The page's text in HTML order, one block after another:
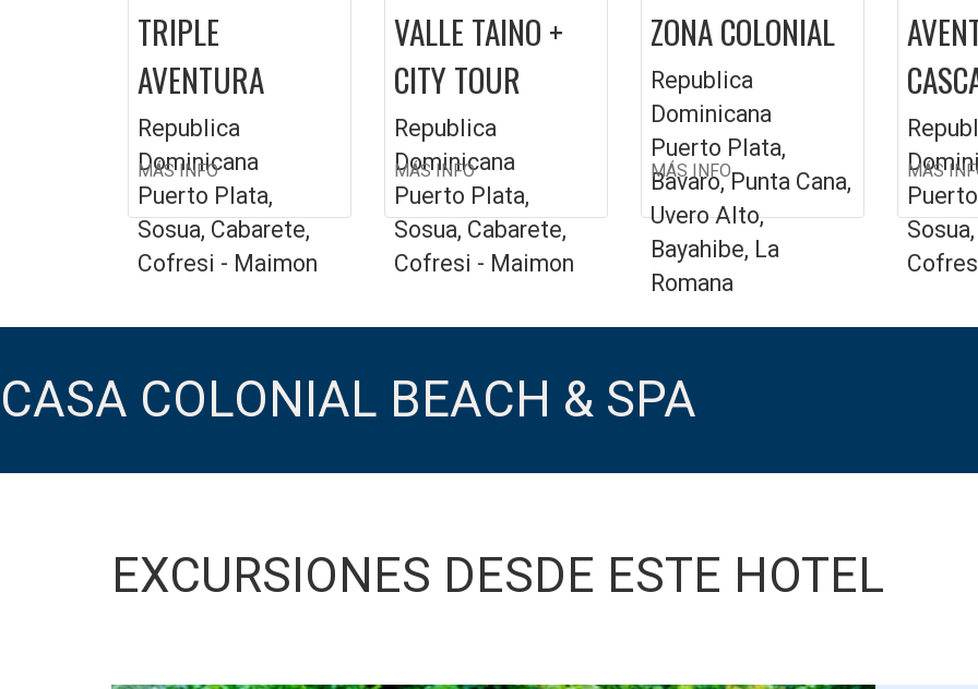
TRIPLE
AVENTURA
Republica
Dominicana
Puerto Plata,
Sosua, Cabarete,
Cofresi - Maimon
MÁS INFO
VALLE TAINO +
CITY TOUR
Republica
Dominicana
Puerto Plata,
Sosua, Cabarete,
Cofresi - Maimon
MÁS INFO
ZONA COLONIAL
Republica
Dominicana
Puerto Plata,
Bavaro, Punta Cana,
Uvero Alto,
Bayahibe, La
Romana
MÁS INFO MÁS
CASA COLONIAL BEACH & SPA
EXCURSIONES DESDE ESTE HOTEL